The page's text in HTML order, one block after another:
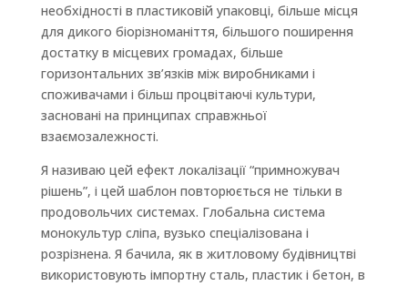
необхідності в пластиковій упаковці, більше місця
для дикого біорізноманіття, більшого поширення
достатку в місцевих громадах, більше
горизонтальних зв’язків між виробниками і
споживачами і більш процвітаючі культури,
засновані на принципах справжньої
взаємозалежності.
Я називаю цей ефект локалізації “примножувач
рішень”, і цей шаблон повторюється не тільки в
продовольчих системах. Глобальна система
монокультур сліпа, вузько спеціалізована і
розрізнена. Я бачила, як в житловому будівництві
використовують імпортну сталь, пластик і бетон, в